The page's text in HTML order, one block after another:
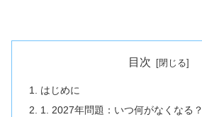
目次
はじめに
1. 2027年問題：いつ何がなくなる？